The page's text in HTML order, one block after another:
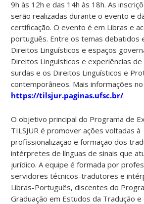
9h às 12h e das 14h às 18h. As
serão realizadas durante o evento e
certificação. O evento é em Libras e
português. Entre os temas debatidos
Direitos Linguísticos e espaços
Direitos Linguísticos e experiências de
surdas e os Direitos Linguísticos e
contemporâneos. Mais informações
https://tilsjur.paginas.ufsc.br/.
O objetivo principal do Programa de
TILSJUR é promover ações voltadas à
profissionalização e formação dos
intérpretes de línguas de sinais que
jurídico. A equipe é formada por
servidores técnicos-tradutores e
Libras-Português, discentes do
Graduação em Estudos da Tradução